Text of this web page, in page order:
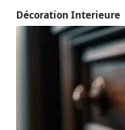
Décoration Interieure